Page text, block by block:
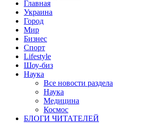
Главная
Украина
Город
Мир
Бизнес
Спорт
Lifestyle
Шоу-биз
Наука
Все новости раздела
Наука
Медицина
Космос
БЛОГИ ЧИТАТЕЛЕЙ